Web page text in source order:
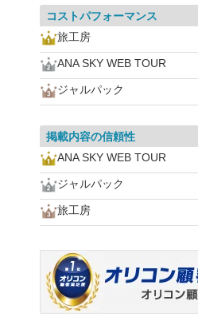
コストパフォーマンス
旅工房
ANA SKY WEB TOUR
ジャルパック
掲載内容の信頼性
ANA SKY WEB TOUR
ジャルパック
旅工房